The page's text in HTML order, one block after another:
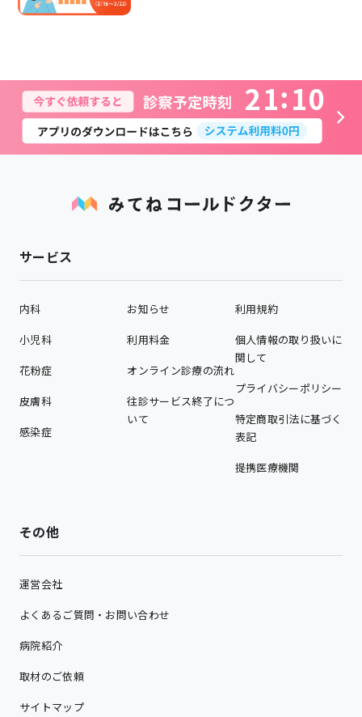
21 10
サービス
内科
小児科
花粉症
皮膚科
感染症
お知らせ
利用料金
オンライン診療の流れ
往診サービス終了につ
いて
利用規約
個人情報の取り扱いに
関して
プライバシーポリシー
特定商取引法に基づく
表記
提携医療機関
その他
運営会社
よくあるご質問・お問い合わせ
病院紹介
取材のご依頼
サイトマップ